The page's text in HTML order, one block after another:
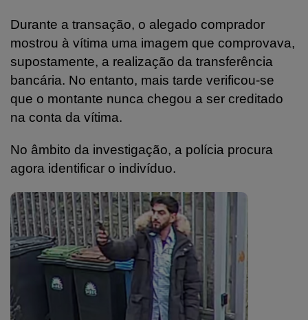
Durante a transação, o alegado comprador
mostrou à vítima uma imagem que comprovava,
supostamente, a realização da transferência
bancária. No entanto, mais tarde verificou-se
que o montante nunca chegou a ser creditado
na conta da vítima.
No âmbito da investigação, a polícia procura
agora identificar o indivíduo.